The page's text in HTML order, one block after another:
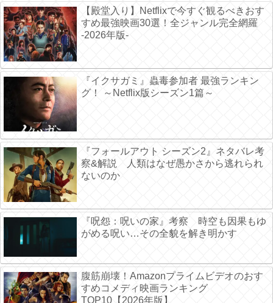
【殿堂入り】Netflixで今すぐ観るべきおす
すめ最強映画30選！全ジャンル完全網羅
-2026年版-
『イクサガミ』蟲毒参加者 最強ランキン
グ！ ～Netflix版シーズン1篇～
『フォールアウト シーズン2』ネタバレ考
察&解説 人類はなぜ愚かさから逃れられ
ないのか
『呪怨：呪いの家』考察 時空も因果もゆ
がめる呪い…その全貌を解き明かす
腹筋崩壊！Amazonプライムビデオのおす
すめコメディ映画ランキング
TOP10【2026年版】